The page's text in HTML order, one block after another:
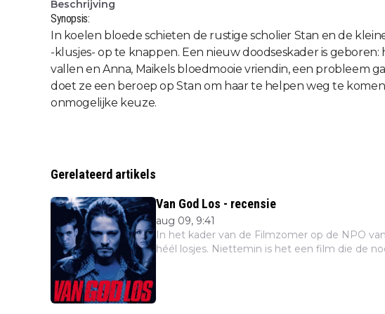
Beschrijving
Synopsis:
In koelen bloede schieten de rustige scholier Stan en de
-klusjes- op te knappen. Een nieuw doodseskader is
vallen en Anna, Maikels bloedmooie vriendin, een probleem
doet ze een beroep op Stan om haar te helpen weg te
onmogelijke keuze.
Gerelateerd artikels
Van God Los - recensie
aug 09, 9:41
In het kader van de Filmzomer op de NPO vandaag aandacht voor Van God Los .
héél losjes. Niettemin is het een film die de